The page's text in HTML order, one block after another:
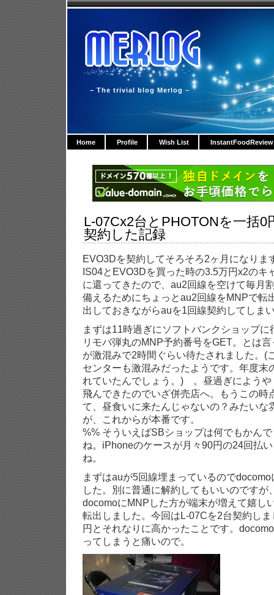
– The trivial blog Merlog –
Home Profile Wish List InstantFoodReview
L-07Cx2台とPHOTONを一括0
契約した記録
EVO3Dを契約してそろそろ2ヶ月になりま
IS04とEVO3Dを買った時の3.5万円x2のキ
に還ってきたので、au2回線を空けて毎月
備えるためにちょっとau2回線をMNPで転
出しておきながらauを1回線契約してしま
まずは11時過ぎにソフトバンクショップ
リモバ弾丸のMNP予約番号をGET。とは
が激混みで2時間ぐらい待たされました。(
センターも激混みだったようです。年度末
れていたんでしょう。) 。昼過ぎにようや
飛んできたのでいざ併売店へ。もうこの時
て、昼食いに来たんじゃないの？みたいな
が、これからが本番です。
%% そういえばSBショップは何でもかん
ね。iPhoneのケースが月々90円の24回払
ね。
まずはauが5回線埋まっているので
した。別に普通に解約してもいいのですが
docomoにMNPした方が端末が増えて嬉し
転出しました。今回はL-07Cを2台契約し
円とそれなりに高かったことです。
ってしまうと痛いので。